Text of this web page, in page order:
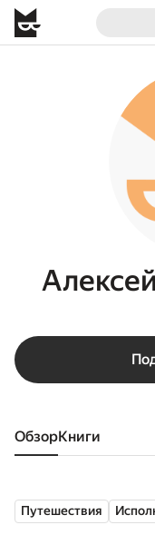
Обзор книги
Путешествия